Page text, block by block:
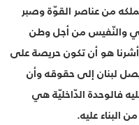
من عناصر القوّة وصبر
والنّفيس من أجل وطن
أشرنا هو أن تكون حريصة على
يصل لبنان إلى حقوقه وأن
فالوحدة الدّاخليّة هي
البناء عليه.